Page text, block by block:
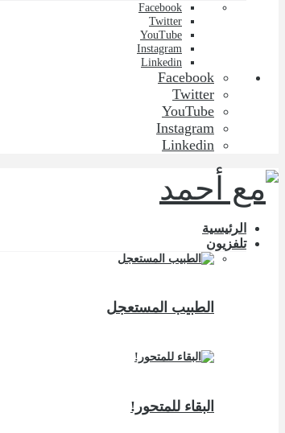
Facebook
Twitter
YouTube
Instagram
Linkedin
Facebook
Twitter
YouTube
Instagram
Linkedin
الرئيسية
تلفزيون
الطبيب المستعجل
البقاء للمتحور!